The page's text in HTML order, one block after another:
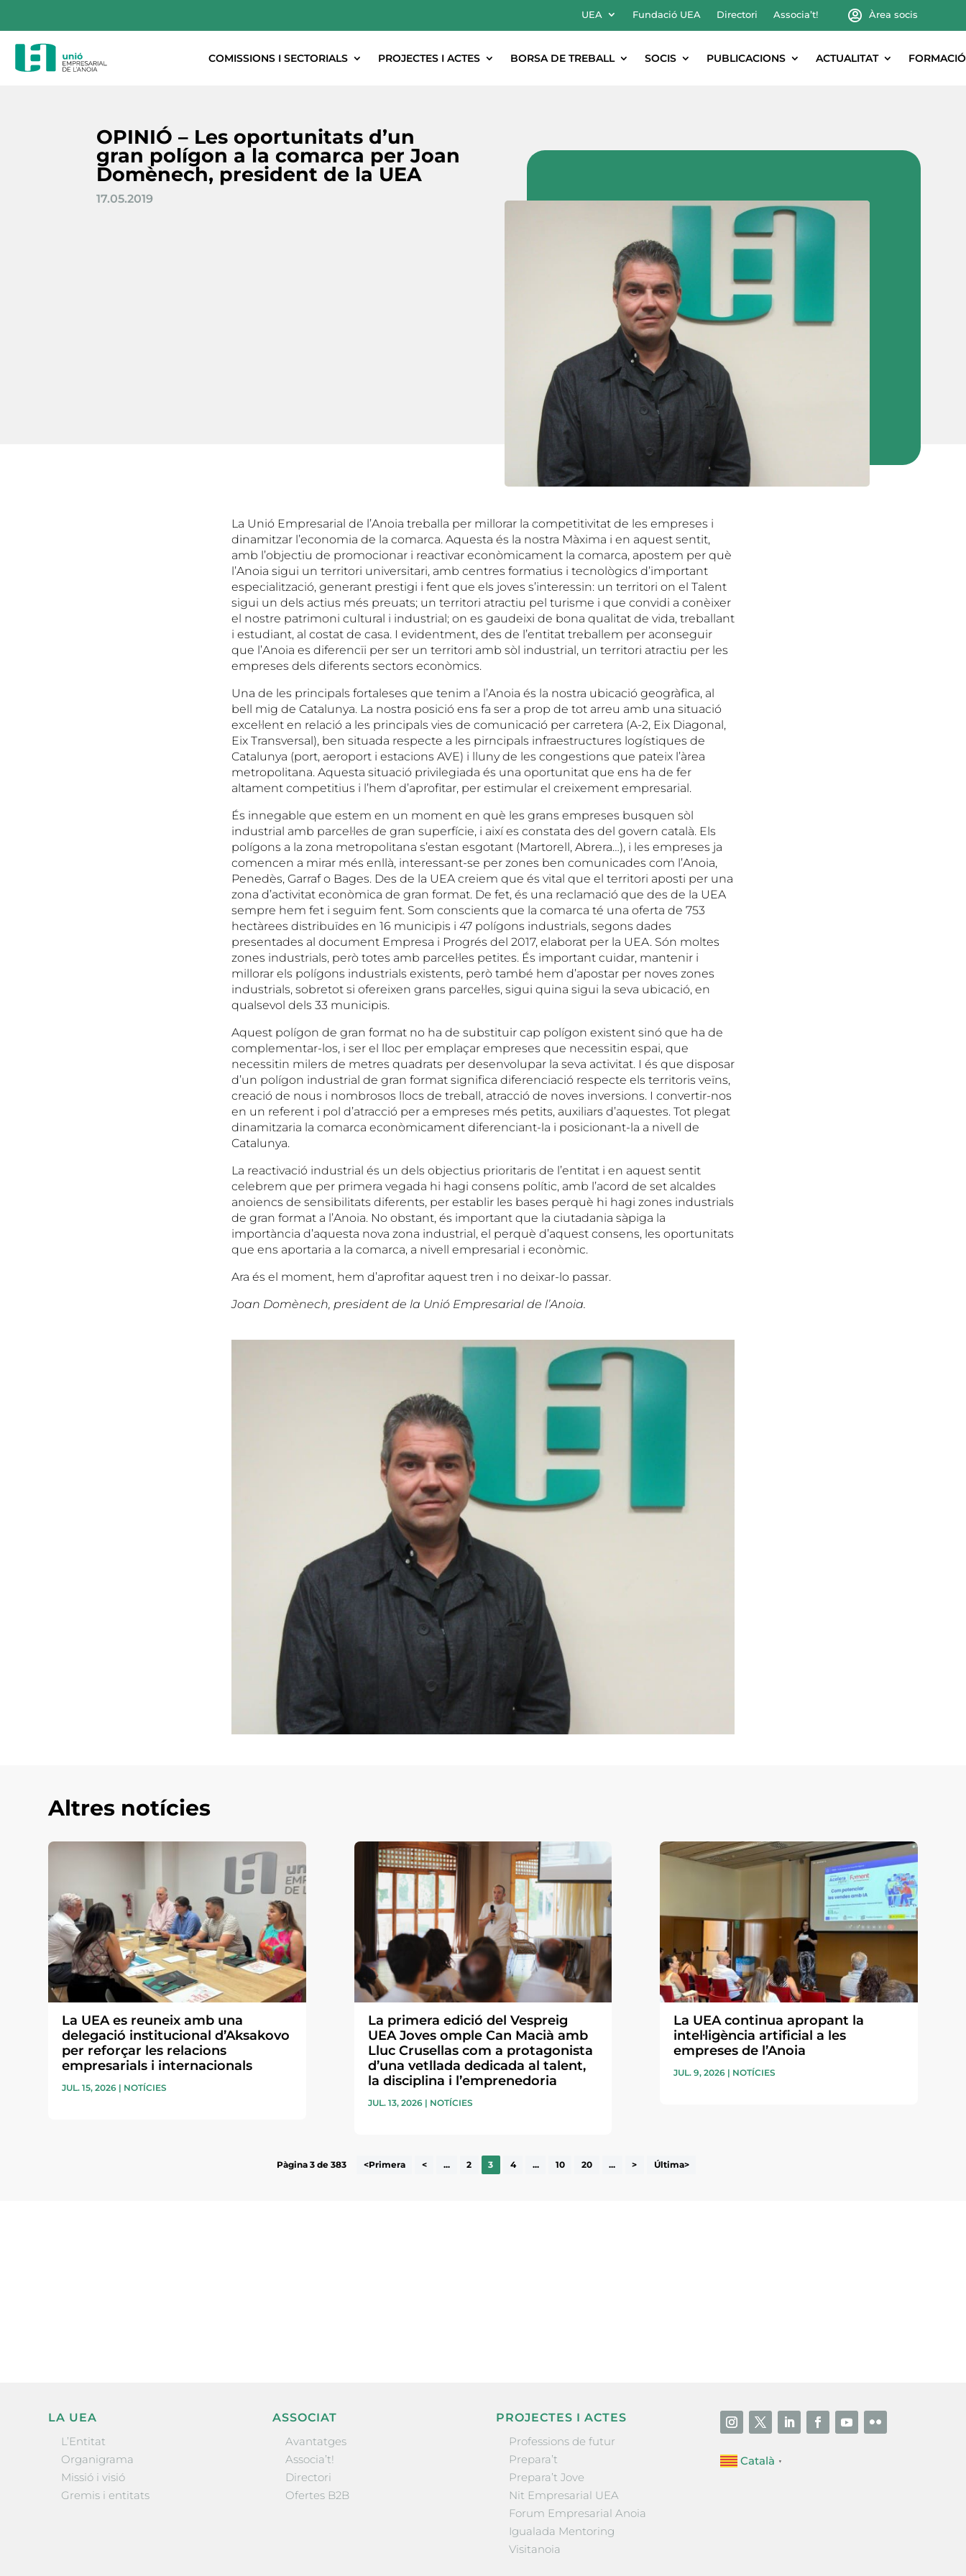
UEA Fundació UEA Directori Associa’t! Àrea socis
COMISSIONS I SECTORIALS PROJECTES I ACTES BORSA DE TREBALL SOCIS PUBLICACIONS ACTUALITAT FORMACIÓ
OPINIÓ – Les oportunitats d’un
gran polígon a la comarca per Joan
Domènech, president de la UEA
17.05.2019
La Unió Empresarial de l’Anoia treballa per millorar la competitivitat de les empreses i
dinamitzar l’economia de la comarca. Aquesta és la nostra Màxima i en aquest sentit,
amb l’objectiu de promocionar i reactivar econòmicament la comarca, apostem per què
l’Anoia sigui un territori universitari, amb centres formatius i tecnològics d’important
especialització, generant prestigi i fent que els joves s’interessin: un territori on el Talent
sigui un dels actius més preuats; un territori atractiu pel turisme i que convidi a conèixer
el nostre patrimoni cultural i industrial; on es gaudeixi de bona qualitat de vida, treballant
i estudiant, al costat de casa. I evidentment, des de l’entitat treballem per aconseguir
que l’Anoia es diferencïi per ser un territori amb sòl industrial, un territori atractiu per les
empreses dels diferents sectors econòmics.
Una de les principals fortaleses que tenim a l’Anoia és la nostra ubicació geogràfica, al
bell mig de Catalunya. La nostra posició ens fa ser a prop de tot arreu amb una situació
excel·lent en relació a les principals vies de comunicació per carretera (A-2, Eix Diagonal,
Eix Transversal), ben situada respecte a les pirncipals infraestructures logístiques de
Catalunya (port, aeroport i estacions AVE) i lluny de les congestions que pateix l’àrea
metropolitana. Aquesta situació privilegiada és una oportunitat que ens ha de fer
altament competitius i l’hem d’aprofitar, per estimular el creixement empresarial.
És innegable que estem en un moment en què les grans empreses busquen sòl
industrial amb parcel·les de gran superfície, i així es constata des del govern català. Els
polígons a la zona metropolitana s’estan esgotant (Martorell, Abrera…), i les empreses ja
comencen a mirar més enllà, interessant-se per zones ben comunicades com l’Anoia,
Penedès, Garraf o Bages. Des de la UEA creiem que és vital que el territori aposti per una
zona d’activitat econòmica de gran format. De fet, és una reclamació que des de la UEA
sempre hem fet i seguim fent. Som conscients que la comarca té una oferta de 753
hectàrees distribuïdes en 16 municipis i 47 polígons industrials, segons dades
presentades al document Empresa i Progrés del 2017, elaborat per la UEA. Són moltes
zones industrials, però totes amb parcel·les petites. És important cuidar, mantenir i
millorar els polígons industrials existents, però també hem d’apostar per noves zones
industrials, sobretot si ofereixen grans parcel·les, sigui quina sigui la seva ubicació, en
qualsevol dels 33 municipis.
Aquest polígon de gran format no ha de substituir cap polígon existent sinó que ha de
complementar-los, i ser el lloc per emplaçar empreses que necessitin espai, que
necessitin milers de metres quadrats per desenvolupar la seva activitat. I és que disposar
d’un polígon industrial de gran format significa diferenciació respecte els territoris veïns,
creació de nous i nombrosos llocs de treball, atracció de noves inversions. I convertir-nos
en un referent i pol d’atracció per a empreses més petits, auxiliars d’aquestes. Tot plegat
dinamitzaria la comarca econòmicament diferenciant-la i posicionant-la a nivell de
Catalunya.
La reactivació industrial és un dels objectius prioritaris de l’entitat i en aquest sentit
celebrem que per primera vegada hi hagi consens polític, amb l’acord de set alcaldes
anoiencs de sensibilitats diferents, per establir les bases perquè hi hagi zones industrials
de gran format a l’Anoia. No obstant, és important que la ciutadania sàpiga la
importància d’aquesta nova zona industrial, el perquè d’aquest consens, les oportunitats
que ens aportaria a la comarca, a nivell empresarial i econòmic.
Ara és el moment, hem d’aprofitar aquest tren i no deixar-lo passar.
Joan Domènech, president de la Unió Empresarial de l’Anoia.
Altres notícies
La UEA es reuneix amb una
delegació institucional d’Aksakovo
per reforçar les relacions
empresarials i internacionals
JUL. 15, 2026 | NOTÍCIES
La primera edició del Vespreig
UEA Joves omple Can Macià amb
Lluc Crusellas com a protagonista
d’una vetllada dedicada al talent,
la disciplina i l’emprenedoria
JUL. 13, 2026| NOTÍCIES
La UEA continua apropant la
intel·ligència artificial a les
empreses de l’Anoia
JUL. 9, 2026| NOTÍCIES
Pàgina 3 de 383 <Primera < ... 2 3 4 ... 10 20 ... > Última>
LA UEA
L’Entitat
Organigrama
Missió i visió
Gremis i entitats
ASSOCIAT
Avantatges
Associa’t!
Directori
Ofertes B2B
PROJECTES I ACTES
Professions de futur
Prepara’t
Prepara’t Jove
Nit Empresarial UEA
Forum Empresarial Anoia
Igualada Mentoring
Visitanoia
Català ▼